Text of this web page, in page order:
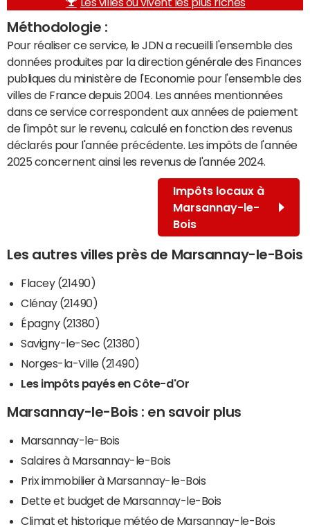
Méthodologie :
Pour réaliser ce service, le JDN a recueilli l'ensemble des
données produites par la direction générale des Finances
publiques du ministère de l'Economie pour l'ensemble des
villes de France depuis 2004. Les années mentionnées
dans ce service correspondent aux années de paiement
de l'impôt sur le revenu, calculé en fonction des revenus
déclarés pour l'année précédente. Les impôts de l'année
2025 concernent ainsi les revenus de l'année 2024.
Impôts locaux à
Marsannay-le-
Bois
Les autres villes près de Marsannay-le-Bois
Flacey (21490)
Clénay (21490)
Épagny (21380)
Savigny-le-Sec (21380)
Norges-la-Ville (21490)
Les impôts payés en Côte-d'Or
Marsannay-le-Bois : en savoir plus
Marsannay-le-Bois
Salaires à Marsannay-le-Bois
Prix immobilier à Marsannay-le-Bois
Dette et budget de Marsannay-le-Bois
Climat et historique météo de Marsannay-le-Bois